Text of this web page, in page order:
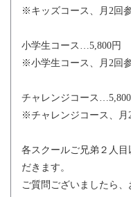
※キッズコース、月2回
小学生コース…5,800円
※小学生コース、月2回
チャレンジコース
※チャレンジコース、月
各スクールご兄弟２人目
だきます。
ご質問ございましたら、